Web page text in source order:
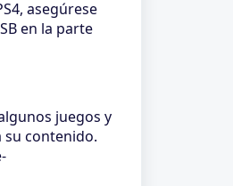
asegúrese
en la parte
juegos y
su contenido.